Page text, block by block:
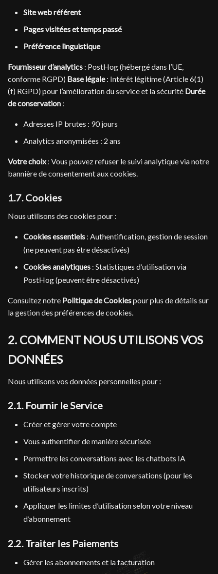
Site web référent
Pages visitées et temps passé
Préférence linguistique
Fournisseur d’analytics : PostHog (hébergé dans l’UE,
conforme RGPD) Base légale: Intérêt légitime (Article 6(1)
(f) RGPD) pour l’amélioration du service et la sécurité Durée
de conservation :
Adresses IP brutes : 90 jours
Analytics anonymisées : 2 ans
Votre choix: Vous pouvez refuser le suivi analytique via notre
bannière de consentement aux cookies.
1.7. Cookies
Nous utilisons des cookies pour :
Cookies essentiels : Authentification, gestion de session
(ne peuvent pas être désactivés)
Cookies analytiques : Statistiques d’utilisation via
PostHog (peuvent être désactivés)
Consultez notre Politique de Cookiespour plus de détails sur
la gestion des préférences de cookies.
2. COMMENT NOUS UTILISONS VOS
DONNÉES
Nous utilisons vos données personnelles pour :
2.1. Fournir le Service
Créer et gérer votre compte
Vous authentifier de manière sécurisée
Permettre les conversations avec les chatbots IA
Stocker votre historique de conversations (pour les
utilisateurs inscrits)
Appliquer les limites d’utilisation selon votre niveau
d’abonnement
2.2. Traiter les Paiements
Gérer les abonnements et la facturation